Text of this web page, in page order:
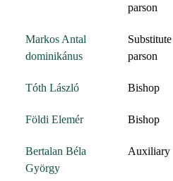
parson
Markos Antal
dominikánus
Substitute
parson
Tóth László Bishop
Földi Elemér Bishop
Bertalan Béla
György
Auxiliary